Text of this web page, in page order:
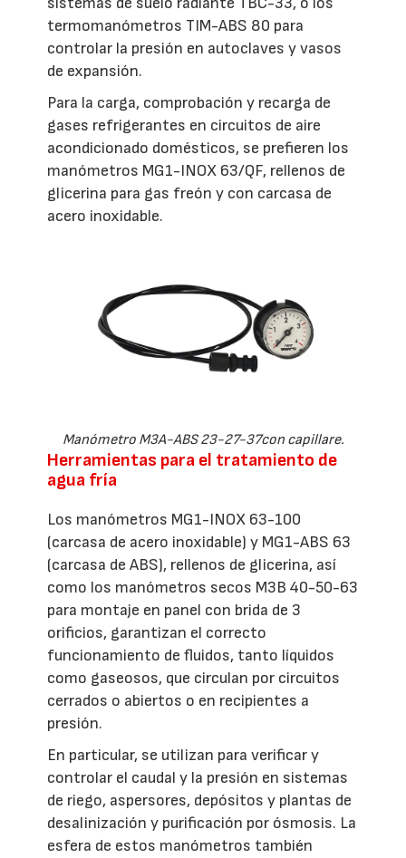
termomanómetros TIM-ABS 80 para
controlar la presión en autoclaves y vasos
de expansión.
Para la carga, comprobación y recarga de
gases refrigerantes en circuitos de aire
acondicionado domésticos, se prefieren los
manómetros MG1-INOX 63/QF, rellenos de
glicerina para gas freón y con carcasa de
acero inoxidable.
Manómetro M3A-ABS 23-27-37con capillare.
Herramientas para el tratamiento de
agua fría
Los manómetros MG1-INOX 63-100
(carcasa de acero inoxidable) y MG1-ABS 63
(carcasa de ABS), rellenos de glicerina, así
como los manómetros secos M3B 40-50-63
para montaje en panel con brida de 3
orificios, garantizan el correcto
funcionamiento de fluidos, tanto líquidos
como gaseosos, que circulan por circuitos
cerrados o abiertos o en recipientes a
presión.
En particular, se utilizan para verificar y
controlar el caudal y la presión en sistemas
de riego, aspersores, depósitos y plantas de
desalinización y purificación por ósmosis. La
esfera de estos manómetros también